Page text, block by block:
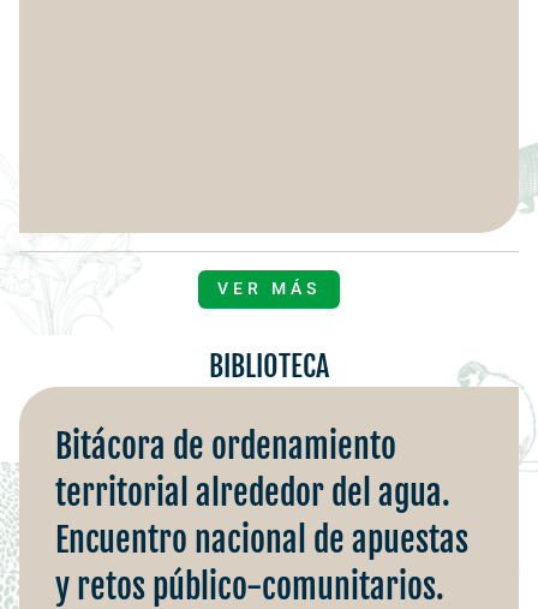
VER MÁS
BIBLIOTECA
Bitácora de ordenamiento
territorial alrededor del agua.
Encuentro nacional de apuestas
y retos público-comunitarios.